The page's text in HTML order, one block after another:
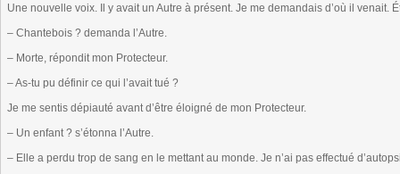
Une nouvelle voix. Il y avait un Autre à présent. Je me demandais d’où il venait.
– Chantebois ? demanda l’Autre.
– Morte, répondit mon Protecteur.
– As-tu pu définir ce qui l’avait tué ?
Je me sentis dépiauté avant d’être éloigné de mon Protecteur.
– Un enfant ? s’étonna l’Autre.
– Elle a perdu trop de sang en le mettant au monde. Je n’ai pas effectué